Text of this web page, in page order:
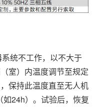
统不工作，以不大于
室）内温度调节至规定
保持此温度直至无人机
24h）。试验后，恢复